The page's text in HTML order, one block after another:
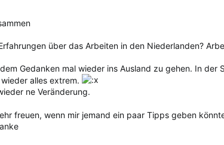
über das Arbeiten in den Niederlanden?
Gedanken mal wieder ins Ausland zu gehen. In
alles extrem.
ne Veränderung.
freuen, wenn mir jemand ein paar Tipps geben